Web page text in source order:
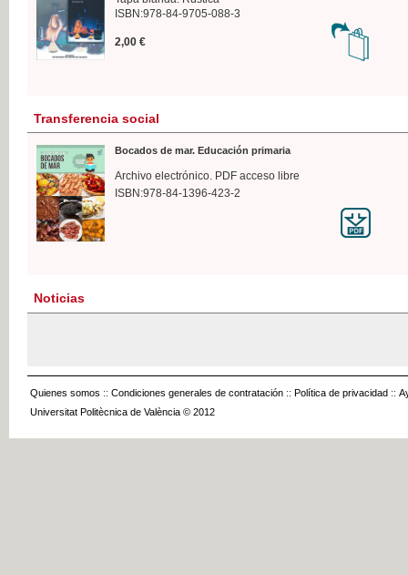
ISBN:978-84-9705-088-3
2,00 €
Transferencia social
Bocados de mar. Educación primaria
Archivo electrónico. PDF acceso libre
ISBN:978-84-1396-423-2
Noticias
Quienes somos :: Condiciones generales de contratación :: Política de privacidad ::
Universitat Politècnica de València © 2012